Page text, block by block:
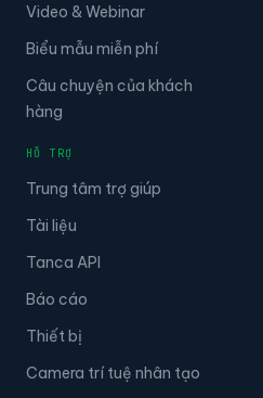
Video & Webinar
Biểu mẫu miễn phí
Câu chuyện của khách
hàng
HỖ TRỢ
Trung tâm trợ giúp
Tài liệu
Tanca API
Báo cáo
Thiết bị
Camera trí tuệ nhân tạo